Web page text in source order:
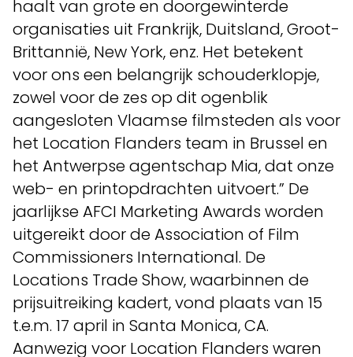
haalt van grote en doorgewinterde
organisaties uit Frankrijk, Duitsland, Groot-
Brittannië, New York, enz. Het betekent
voor ons een belangrijk schouderklopje,
zowel voor de zes op dit ogenblik
aangesloten Vlaamse filmsteden als voor
het Location Flanders team in Brussel en
het Antwerpse agentschap Mia, dat onze
web- en printopdrachten uitvoert.” De
jaarlijkse AFCI Marketing Awards worden
uitgereikt door de Association of Film
Commissioners International. De
Locations Trade Show, waarbinnen de
prijsuitreiking kadert, vond plaats van 15
t.e.m. 17 april in Santa Monica, CA.
Aanwezig voor Location Flanders waren